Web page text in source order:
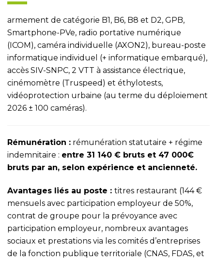
armement de catégorie B1, B6, B8 et D2, GPB,
Smartphone-PVe, radio portative numérique
(ICOM), caméra individuelle (AXON2), bureau-poste
informatique individuel (+ informatique embarqué),
accès SIV-SNPC, 2 VTT à assistance électrique,
cinémomètre (Truspeed) et éthylotests,
vidéoprotection urbaine (au terme du déploiement
2026 ± 100 caméras).
Rémunération : rémunération statutaire + régime
indemnitaire : entre 31 140 € bruts et 47 000€
bruts par an, selon expérience et ancienneté.
Avantages liés au poste : titres restaurant (144 €
mensuels avec participation employeur de 50%,
contrat de groupe pour la prévoyance avec
participation employeur, nombreux avantages
sociaux et prestations via les comités d’entreprises
de la fonction publique territoriale (CNAS, FDAS, et